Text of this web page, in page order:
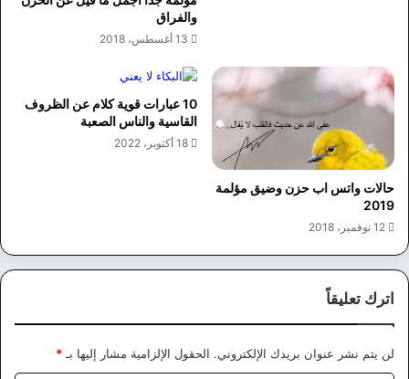
والفراق
13 أغسطس، 2018
حالات واتس اب حزن وضيق مؤلمة
2019
12 نوفمبر، 2018
10 عبارات قوية كلام عن الظروف
القاسية والناس الصعبة
18 أكتوبر، 2022
اترك تعليقاً
لن يتم نشر عنوان بريدك الإلكتروني. الحقول الإلزامية مشار إليها بـ *